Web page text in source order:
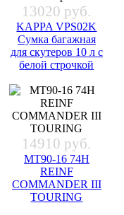
13020 руб.
KAPPA VPS02K
Сумка багажная
для скутеров 10 л с
белой строчкой
14910 руб.
MT90-16 74H
REINF
COMMANDER III
TOURING